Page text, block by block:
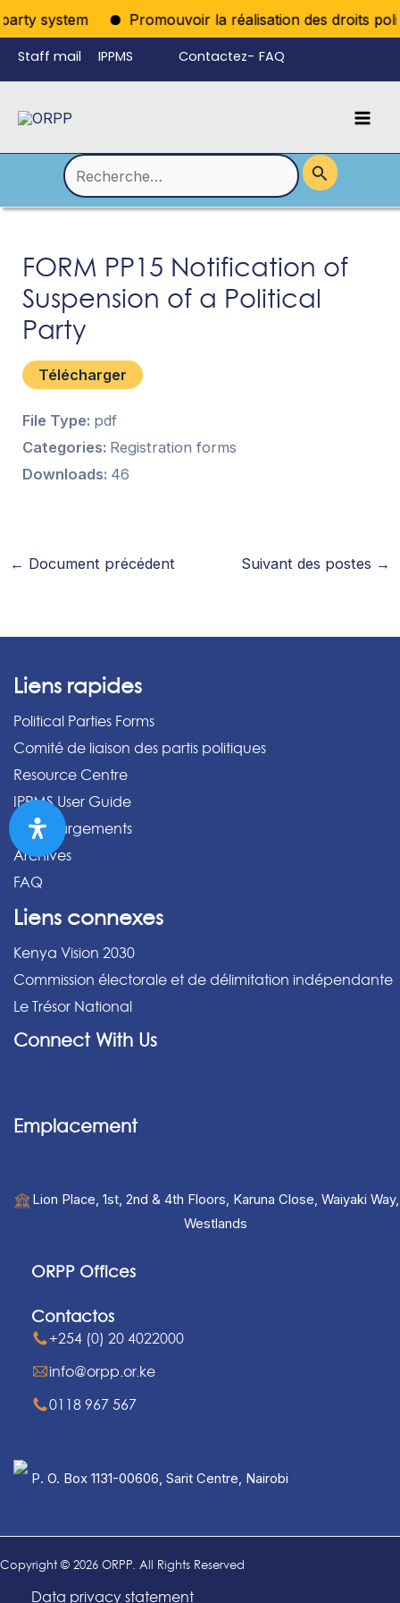
system Promouvoir la réalisation des droits
Aller
au
contenu
Staff mail IPPMS Contactez- FAQ
Rechercher :
FORM PP15 Notification of
Suspension of a Political
Party
Télécharger
File Type: pdf
Categories: Registration forms
Downloads: 46
← Document précédent Suivant des postes →
Liens rapides
Political Parties Forms
Comité de liaison des partis politiques
Resource Centre
IPPMS User Guide
Téléchargements
Archives
FAQ
Liens connexes
Kenya Vision 2030
Commission électorale et de délimitation indépendante
Le Trésor National
Connect With Us
Emplacement
Lion Place, 1st, 2nd & 4th Floors, Karuna Close, Waiyaki Way,
Westlands
ORPP Offices
Contactos
+254 (0) 20 4022000
info@orpp.or.ke
0118 967 567
P. O. Box 1131-00606, Sarit Centre, Nairobi
Copyright © 2026 ORPP. All Rights Reserved
Data privacy statement